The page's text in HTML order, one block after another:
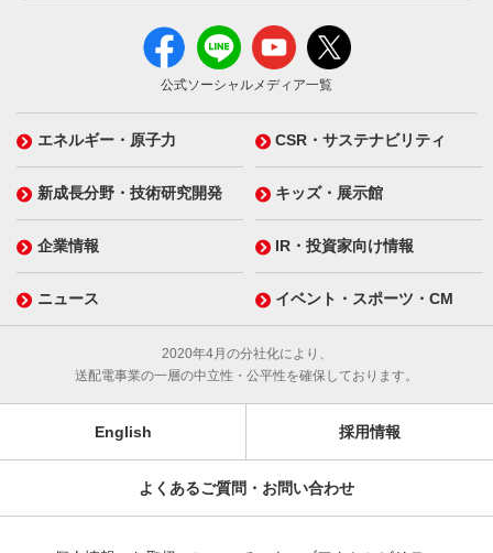
公式ソーシャルメディア一覧
エネルギー・原子力 CSR・サステナビリティ
新成長分野・技術研究開発 キッズ・展示館
企業情報 IR・投資家向け情報
ニュース イベント・スポーツ・CM
2020年4月の分社化により、
送配電事業の一層の中立性・公平性を確保しております。
English 採用情報
よくあるご質問・お問い合わせ